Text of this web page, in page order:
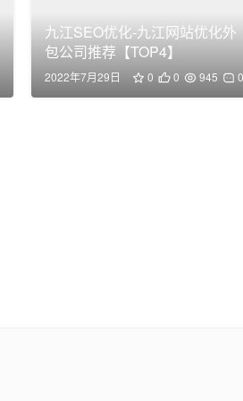
九江SEO优化-九江网站优化外
包公司推荐【TOP4】
2022年7月29日 0 0 945 0